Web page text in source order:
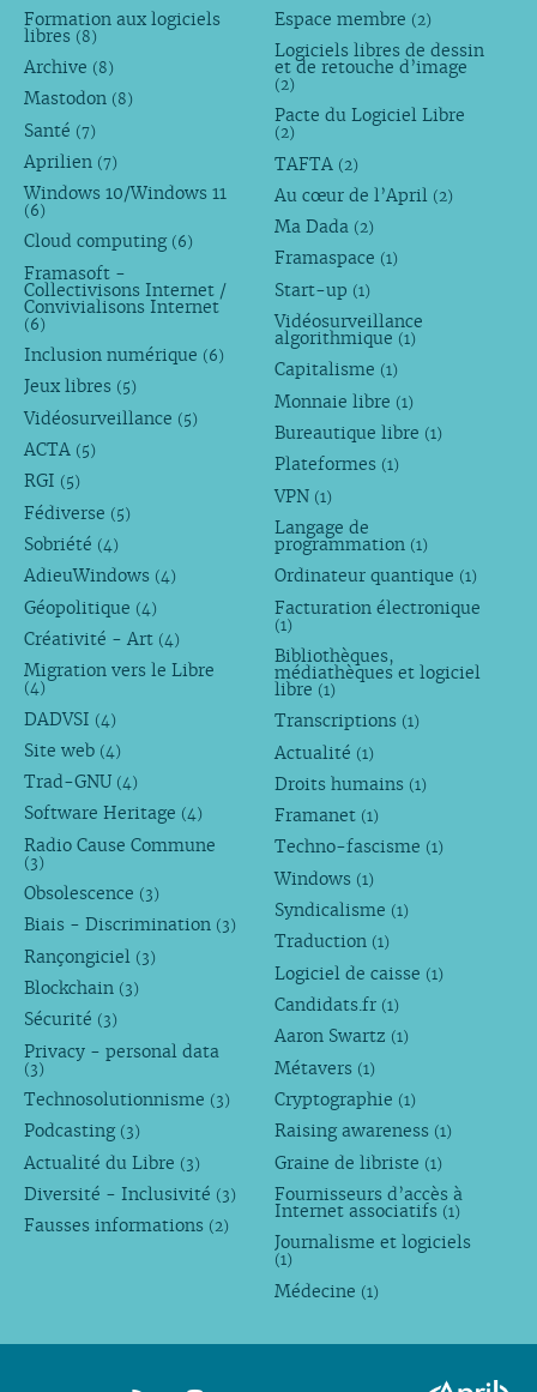
Formation aux logiciels
libres (8)
Archive (8)
Mastodon (8)
Santé (7)
Aprilien (7)
Windows 10/Windows 11
(6)
Cloud computing (6)
Framasoft -
Collectivisons Internet /
Convivialisons Internet
(6)
Inclusion numérique (6)
Jeux libres (5)
Vidéosurveillance (5)
ACTA (5)
RGI (5)
Fédiverse (5)
Sobriété (4)
AdieuWindows (4)
Géopolitique (4)
Créativité - Art (4)
Migration vers le Libre
(4)
DADVSI (4)
Site web (4)
Trad-GNU (4)
Software Heritage (4)
Radio Cause Commune
(3)
Obsolescence (3)
Biais - Discrimination (3)
Rançongiciel (3)
Blockchain (3)
Sécurité (3)
Privacy - personal data
(3)
Technosolutionnisme (3)
Podcasting (3)
Actualité du Libre (3)
Diversité - Inclusivité (3)
Fausses informations (2)
Espace membre (2)
Logiciels libres de dessin
et de retouche d’image
(2)
Pacte du Logiciel Libre
(2)
TAFTA (2)
Au cœur de l’April (2)
Ma Dada (2)
Framaspace (1)
Start-up (1)
Vidéosurveillance
algorithmique (1)
Capitalisme (1)
Monnaie libre (1)
Bureautique libre (1)
Plateformes (1)
VPN (1)
Langage de
programmation (1)
Ordinateur quantique (1)
Facturation électronique
(1)
Bibliothèques,
médiathèques et logiciel
libre (1)
Transcriptions (1)
Actualité (1)
Droits humains (1)
Framanet (1)
Techno-fascisme (1)
Windows (1)
Syndicalisme (1)
Traduction (1)
Logiciel de caisse (1)
Candidats.fr (1)
Aaron Swartz (1)
Métavers (1)
Cryptographie (1)
Raising awareness (1)
Graine de libriste (1)
Fournisseurs d’accès à
Internet associatifs (1)
Journalisme et logiciels
(1)
Médecine (1)